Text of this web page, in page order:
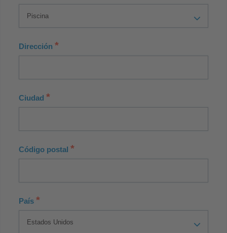
Dirección *
Ciudad *
Código postal *
País *